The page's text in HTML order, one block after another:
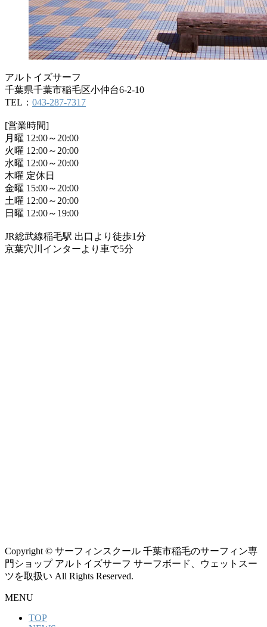
アルトイズサーフ
千葉県千葉市稲毛区小仲台6-2-10
TEL： 043-287-7317
[営業時間]
月曜 12:00～20:00
火曜 12:00～20:00
水曜 12:00～20:00
木曜 定休日
金曜 15:00～20:00
土曜 12:00～20:00
日曜 12:00～19:00
JR総武線稲毛駅 出口より徒歩1分
京葉穴川インターより車で5分
Copyright © サーフィンスクール 千葉市稲毛のサーフィン専
門ショップ アルトイズサーフ サーフボード、ウェットスー
ツを取扱い All Rights Reserved.
MENU
TOP